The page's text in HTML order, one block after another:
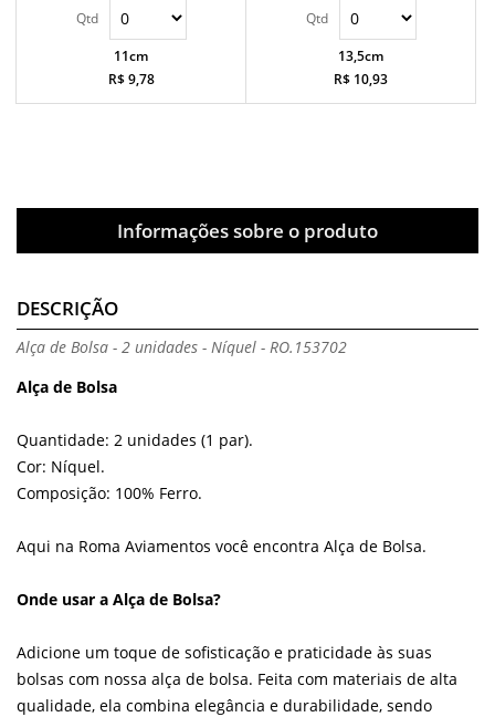
11cm
R$ 9,78
13,5cm
R$ 10,93
Informações sobre o produto
DESCRIÇÃO
Alça de Bolsa - 2 unidades - Níquel - RO.153702
Alça de Bolsa
Quantidade: 2 unidades (1 par).
Cor: Níquel.
Composição: 100% Ferro.
Aqui na Roma Aviamentos você encontra Alça de Bolsa.
Onde usar a Alça de Bolsa?
Adicione um toque de sofisticação e praticidade às suas
bolsas com nossa alça de bolsa. Feita com materiais de alta
qualidade, ela combina elegância e durabilidade, sendo